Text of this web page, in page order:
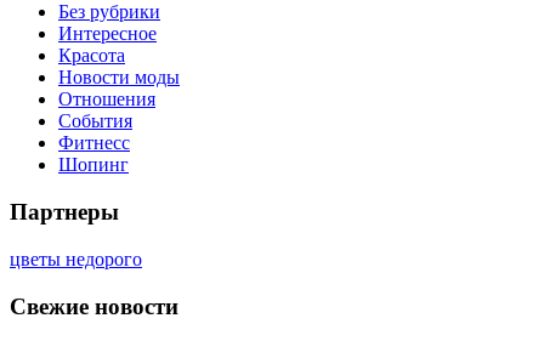
Без рубрики
Интересное
Красота
Новости моды
Отношения
События
Фитнесс
Шопинг
Партнеры
цветы недорого
Свежие новости